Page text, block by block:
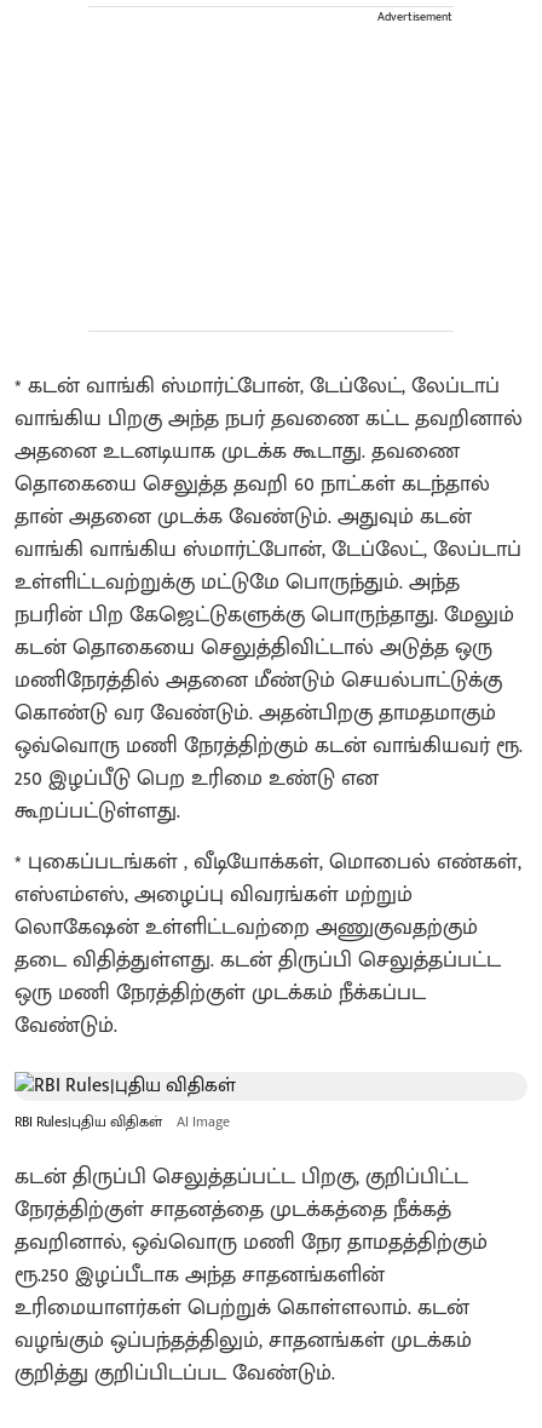
Advertisement
* கடன் வாங்கி ஸ்மார்ட்போன், டேப்லேட், லேப்டாப்
வாங்கிய பிறகு அந்த நபர் தவணை கட்ட தவறினால்
அதனை உடனடியாக முடக்க கூடாது. தவணை
தொகையை செலுத்த தவறி 60 நாட்கள் கடந்தால்
தான் அதனை முடக்க வேண்டும். அதுவும் கடன்
வாங்கி வாங்கிய ஸ்மார்ட்போன், டேப்லேட், லேப்டாப்
உள்ளிட்டவற்றுக்கு மட்டுமே பொருந்தும். அந்த
நபரின் பிற கேஜெட்டுகளுக்கு பொருந்தாது. மேலும்
கடன் தொகையை செலுத்திவிட்டால் அடுத்த ஒரு
மணிநேரத்தில் அதனை மீண்டும் செயல்பாட்டுக்கு
கொண்டு வர வேண்டும். அதன்பிறகு தாமதமாகும்
ஒவ்வொரு மணி நேரத்திற்கும் கடன் வாங்கியவர் ரூ.
250 இழப்பீடு பெற உரிமை உண்டு என
கூறப்பட்டுள்ளது.
* புகைப்படங்கள் , வீடியோக்கள், மொபைல் எண்கள்,
எஸ்எம்எஸ், அழைப்பு விவரங்கள் மற்றும்
லொகேஷன் உள்ளிட்டவற்றை அணுகுவதற்கும்
தடை விதித்துள்ளது. கடன் திருப்பி செலுத்தப்பட்ட
ஒரு மணி நேரத்திற்குள் முடக்கம் நீக்கப்பட
வேண்டும்.
RBI Rules|புதிய விதிகள் AI Image
கடன் திருப்பி செலுத்தப்பட்ட பிறகு, குறிப்பிட்ட
நேரத்திற்குள் சாதனத்தை முடக்கத்தை நீக்கத்
தவறினால், ஒவ்வொரு மணி நேர தாமதத்திற்கும்
ரூ.250 இழப்பீடாக அந்த சாதனங்களின்
உரிமையாளர்கள் பெற்றுக் கொள்ளலாம். கடன்
வழங்கும் ஒப்பந்தத்திலும், சாதனங்கள் முடக்கம்
குறித்து குறிப்பிடப்பட வேண்டும்.